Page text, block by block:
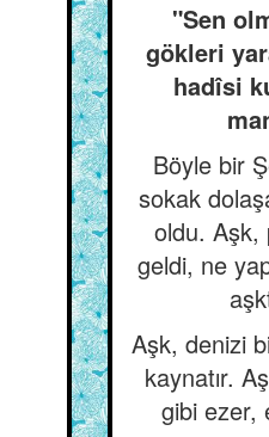
"Sen
gökleri
hadîsi
Böyle bir
sokak
oldu. Aşk,
geldi, ne
Aşk, denizi
kaynatır.
gibi ezer,